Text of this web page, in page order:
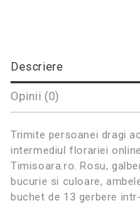
Descriere
Opinii (0)
Trimite persoanei dragi
intermediul florariei
Timisoara.ro. Rosu,
bucurie si culoare,
buchet de 13 gerbere